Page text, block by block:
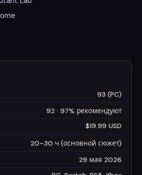
93 (PC)
92 · 97% рекомендуют
$19.99 USD
20–30 ч (основной сюжет)
29 мая 2026